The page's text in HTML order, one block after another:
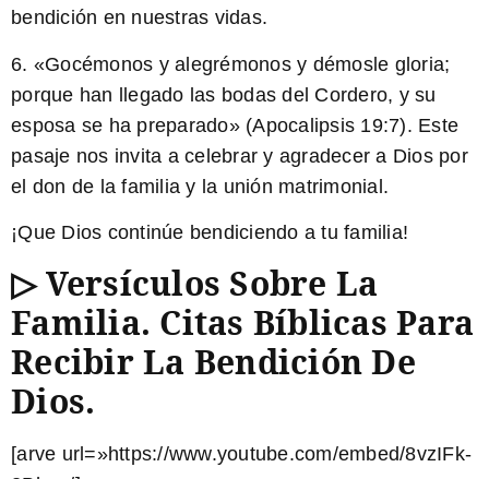
bendición en nuestras vidas.
6. «Gocémonos y alegrémonos y démosle gloria;
porque han llegado las bodas del Cordero, y su
esposa se ha preparado» (Apocalipsis 19:7). Este
pasaje nos invita a celebrar y agradecer a Dios por
el don de la familia y la unión matrimonial.
¡Que Dios continúe bendiciendo a tu familia!
▷ Versículos Sobre La
Familia. Citas Bíblicas Para
Recibir La Bendición De
Dios.
[arve url=»https://www.youtube.com/embed/8vzIFk-